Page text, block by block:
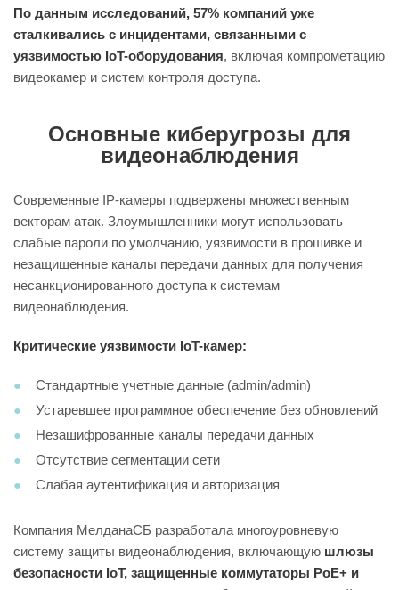
По данным исследований, 57% компаний уже
сталкивались с инцидентами, связанными с
уязвимостью IoT-оборудования, включая компрометацию
видеокамер и систем контроля доступа.
Основные киберугрозы для
видеонаблюдения
Современные IP-камеры подвержены множественным
векторам атак. Злоумышленники могут использовать
слабые пароли по умолчанию, уязвимости в прошивке и
незащищенные каналы передачи данных для получения
несанкционированного доступа к системам
видеонаблюдения.
Критические уязвимости IoT-камер:
Стандартные учетные данные (admin/admin)
Устаревшее программное обеспечение без обновлений
Незашифрованные каналы передачи данных
Отсутствие сегментации сети
Слабая аутентификация и авторизация
Компания МелданаСБ разработала многоуровневую
систему защиты видеонаблюдения, включающую шлюзы
безопасности IoT, защищенные коммутаторы PoE+ и